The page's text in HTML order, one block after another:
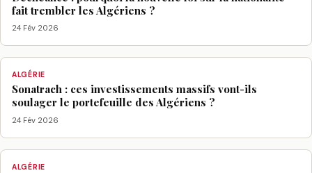
fait trembler les Algériens ?
24 Fév 2026
ALGÉRIE
Sonatrach : ces investissements massifs vont-ils
soulager le portefeuille des Algériens ?
24 Fév 2026
ALGÉRIE